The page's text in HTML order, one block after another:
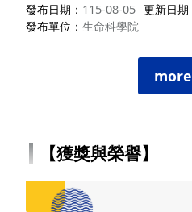
發布日期 115-08-05 更新日期
發布單位
生命科學院
more
【獲獎與榮譽】